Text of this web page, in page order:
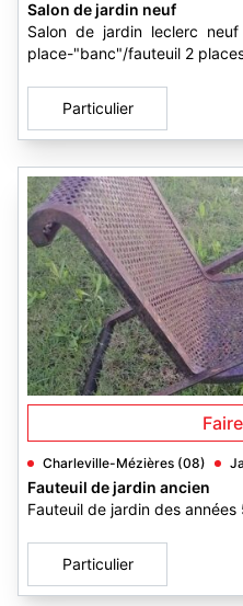
Salon de jardin neuf
Salon de jardin leclerc
place-"banc"/fauteuil 2
Particulier
Charleville-Mézières (08)
Fauteuil de jardin ancien
Fauteuil de jardin des années
Particulier